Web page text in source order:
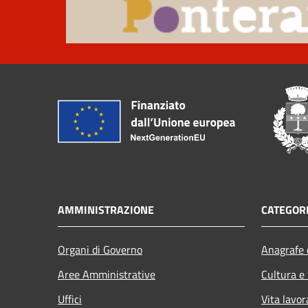
AMMINISTRAZIONE
Organi di Governo
Aree Amministrative
Uffici
Cultura
Vita